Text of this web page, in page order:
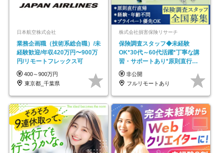
日本航空株式会社
業務企画職（技術系総合職）/未
経験歓迎/年収420万円〜900万
円/リモートフレックス可
400～900万円
東京都_千葉県
株式会社損害保険リサーチ
保険調査スタッフ◆未経験
OK*30代～60代活躍*丁寧な講
習・サポートあり*原則直行直
帰／全国募集・業務委託
非公開
フルリモートあり